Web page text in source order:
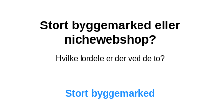
Stort byggemarked eller
nichewebshop?
Hvilke fordele er der ved de to?
Stort byggemarked